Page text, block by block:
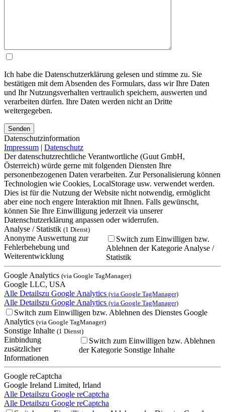
Ich habe die Datenschutzerklärung gelesen und stimme zu. Sie
bestätigen mit dem Absenden des Formulars, dass wir Ihre Daten
und Ihr Nutzungsverhalten vertraulich speichern, auswerten und
verarbeiten dürfen. Ihre Daten werden nicht an Dritte
weitergegeben.
Bitte lasse dieses Feld leer.
Bitte lasse dieses Feld leer.
Bitte lasse dieses Feld leer.
Datenschutzinformation
Impressum | Datenschutz
Der datenschutzrechtliche Verantwortliche (Guut GmbH,
Österreich) würde gerne mit folgenden Diensten Ihre
personenbezogenen Daten verarbeiten. Zur Personalisierung können
Technologien wie Cookies, LocalStorage usw. verwendet werden.
Dies ist für die Nutzung der Website nicht notwendig, ermöglicht
aber eine noch engere Interaktion mit Ihnen. Falls gewünscht,
können Sie Ihre Einwilligung jederzeit via unserer
Datenschutzerklärung anpassen oder widerrufen.
Analyse / Statistik (1 Dienst)
Anonyme Auswertung zur
Fehlerbehebung und
Weiterentwicklung
Switch zum Einwilligen bzw.
Ablehnen der Kategorie Analyse /
Statistik
Google Analytics (via Google TagManager)
Google LLC, USA
Alle Detailszu Google Analytics (via Google TagManager)
Alle Detailszu Google Analytics (via Google TagManager)
Switch zum Einwilligen bzw. Ablehnen des Dienstes Google
Analytics (via Google TagManager)
Sonstige Inhalte (1 Dienst)
Einbindung
zusätzlicher
Informationen
Switch zum Einwilligen bzw. Ablehnen
der Kategorie Sonstige Inhalte
Google reCaptcha
Google Ireland Limited, Irland
Alle Detailszu Google reCaptcha
Alle Detailszu Google reCaptcha